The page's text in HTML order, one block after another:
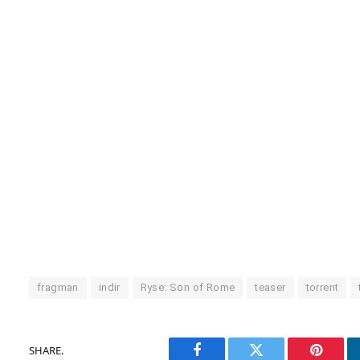
fragman indir Ryse: Son of Rome teaser torrent
SHARE.